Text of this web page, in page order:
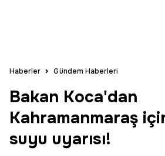
Haberler Gündem Haberleri
Bakan Koca'dan
Kahramanmaraş
suyu uyarısı!